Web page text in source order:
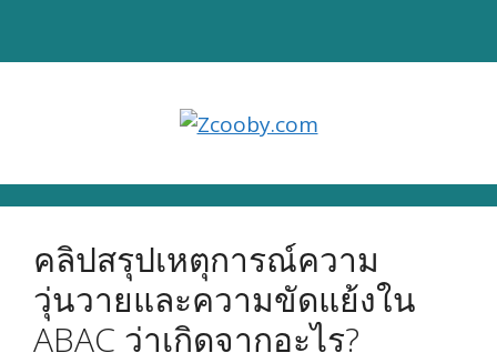
คลิปสรุปเหตุการณ์ความ
วุ่นวายและความขัดแย้งใน
ABAC ว่าเกิดจากอะไร?